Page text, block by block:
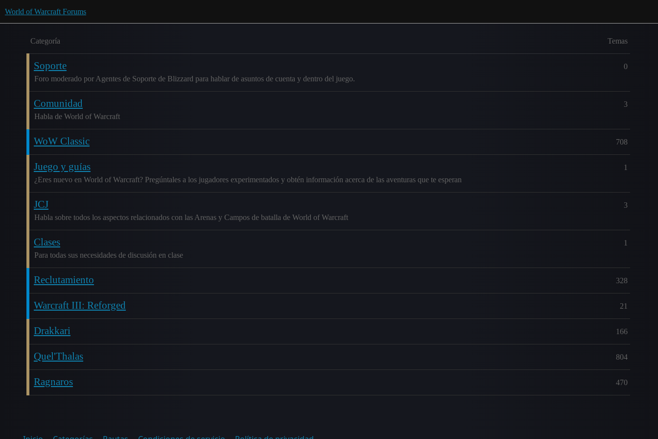
World of Warcraft Forums
Categoría Temas
Soporte
Foro moderado por Agentes de Soporte de Blizzard para hablar de asuntos de cuenta y dentro del juego.
0
Comunidad
Habla de World of Warcraft
3
WoW Classic 708
Juego y guías
¿Eres nuevo en World of Warcraft? Pregúntales a los jugadores experimentados y obtén información acerca de las aventuras que te esperan
1
JCJ
Habla sobre todos los aspectos relacionados con las Arenas y Campos de batalla de World of Warcraft
3
Clases
Para todas sus necesidades de discusión en clase
1
Reclutamiento 328
Warcraft III: Reforged 21
Drakkari 166
Quel'Thalas 804
Ragnaros 470